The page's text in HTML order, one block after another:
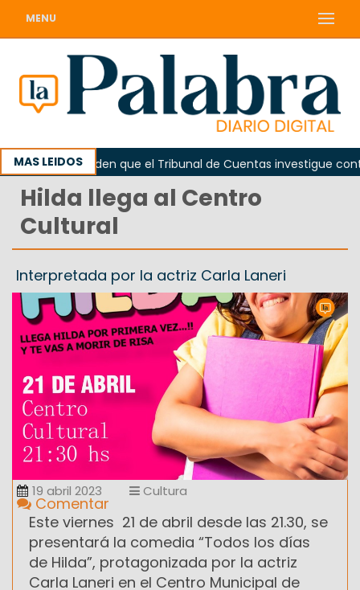
MENU
MAS LEIDOSPiden que el Tribunal de Cuentas investigue
Hilda llega al Centro
Cultural
Interpretada por la actriz Carla Laneri
19 abril 2023 Cultura
Comentar
Este viernes 21 de abril desde las 21.30, se
presentará la comedia “Todos los días
de Hilda”, protagonizada por la actriz
Carla Laneri en el Centro Municipal de